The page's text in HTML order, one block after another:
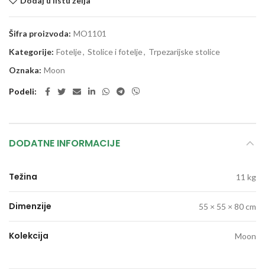
Šifra proizvoda: MO1101
Kategorije: Fotelje, Stolice i fotelje, Trpezarijske stolice
Oznaka: Moon
Podeli
DODATNE INFORMACIJE
Težina 11 kg
Dimenzije 55 × 55 × 80 cm
Kolekcija Moon